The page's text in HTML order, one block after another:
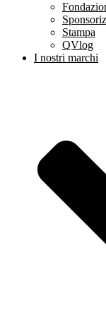
Stampa
QVlog
I nostri marchi